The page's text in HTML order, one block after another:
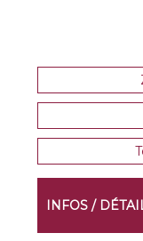
INFOS /